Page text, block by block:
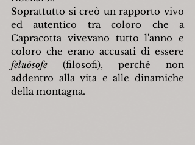
Soprattutto si creò un rapporto vivo
ed autentico tra coloro che a
Capracotta vivevano tutto l'anno e
feluósofe (filosofi), perché non
addentro alla vita e alle dinamiche
della montagna.